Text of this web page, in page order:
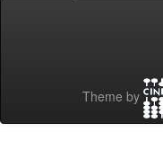
Theme by